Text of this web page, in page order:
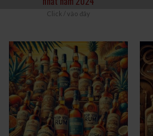
Click / vào đây